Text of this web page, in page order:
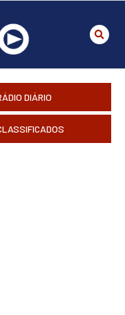
DIÁRIO